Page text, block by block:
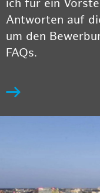
ich für ein
Antworten auf
um den
FAQs.